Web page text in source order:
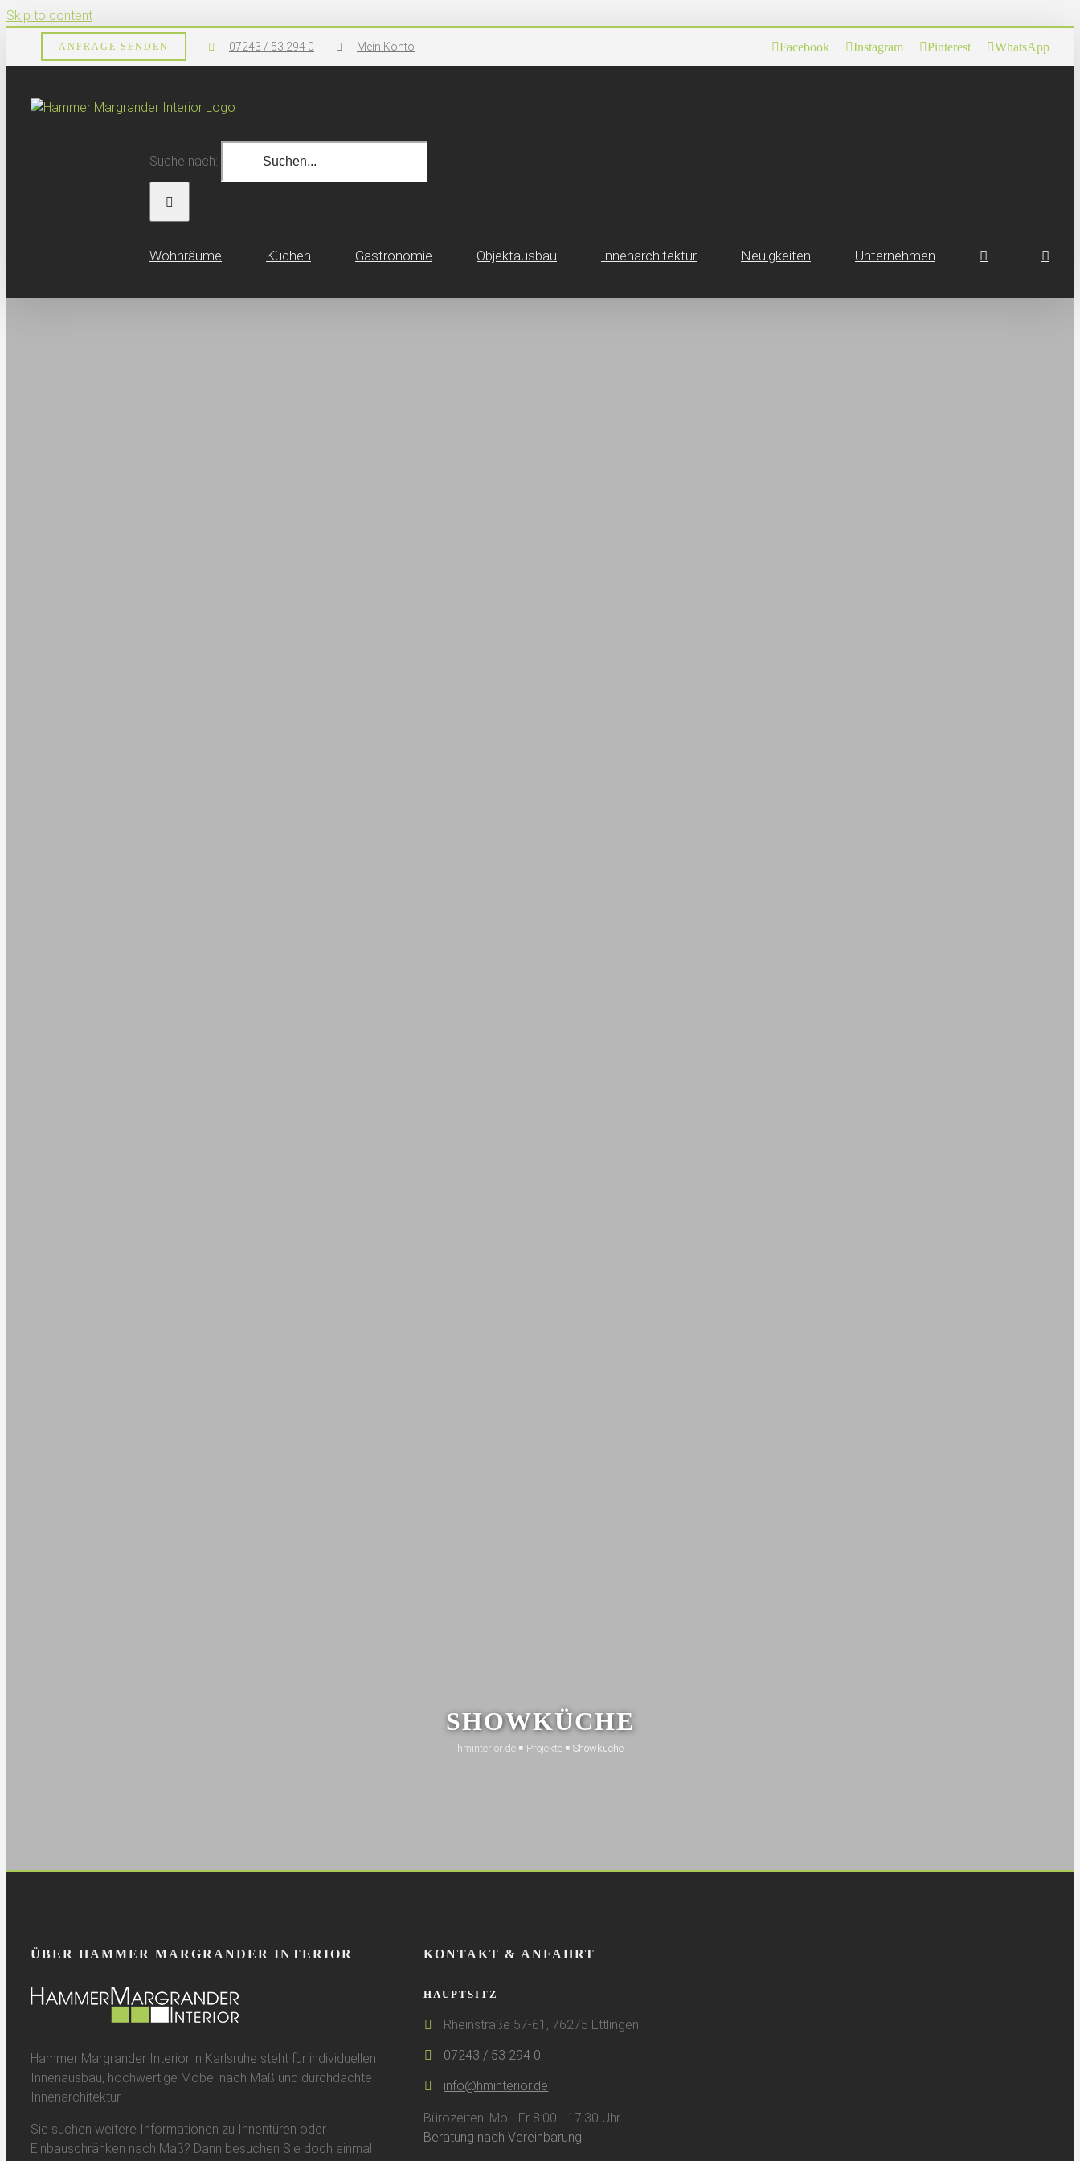
Skip to content
ANFRAGE SENDEN 07243 / 53 294 0 Mein Konto Facebook Instagram Pinterest WhatsApp
Suche nach:
Wohn­räume Küchen Gastronomie Objektausbau Innen­architektur Neuig­keiten Unternehmen
SHOWKÜCHE
hminterior.de￭ Projekte￭ Showküche
ÜBER HAMMER MARGRANDER INTERIOR
Hammer Margrander Interior in Karlsruhe steht für individuellen
Innenausbau, hochwertige Möbel nach Maß und durchdachte
Innenarchitektur.
Sie suchen weitere Informationen zu Innentüren oder
Einbauschränken nach Maß? Dann besuchen Sie doch einmal
KONTAKT & ANFAHRT
HAUPTSITZ
Rheinstraße 57-61, 76275 Ettlingen
07243 / 53 294 0
info@hminterior.de
Bürozeiten: Mo - Fr 8:00 - 17:30 Uhr
Beratung nach Vereinbarung